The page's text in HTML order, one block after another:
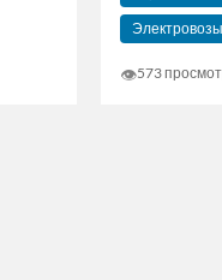
Электровозы
👁573